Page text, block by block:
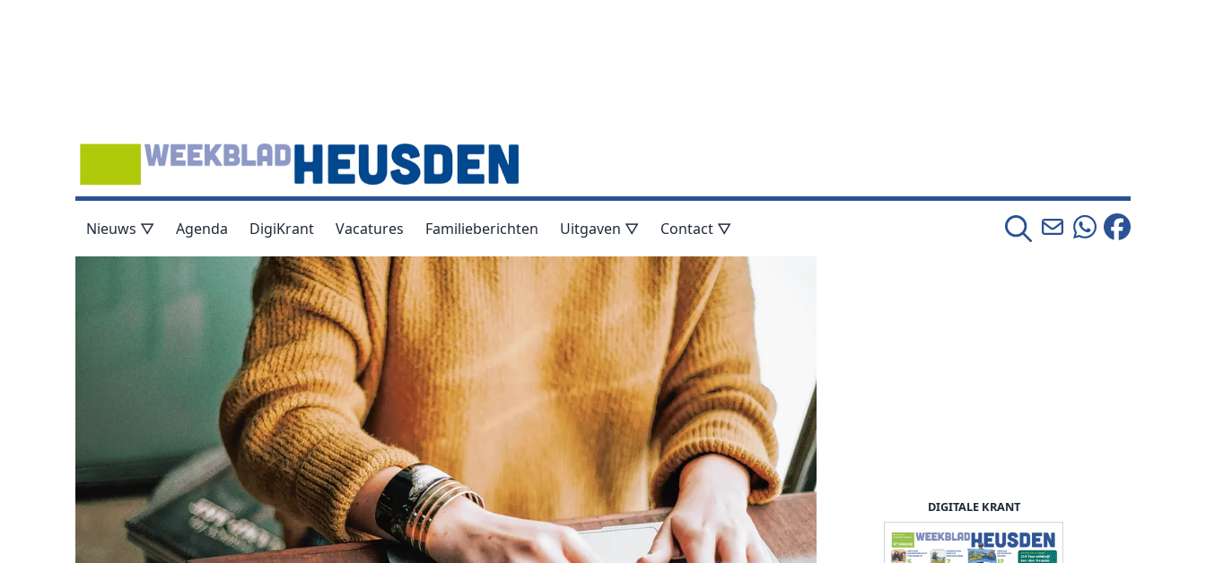
Nieuws ▽ Agenda DigiKrant Vacatures Familieberichten Uitgaven ▽ Contact ▽
DIGITALE KRANT